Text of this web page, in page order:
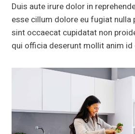
Duis aute irure dolor in
esse cillum dolore eu fugiat nulla
sint occaecat cupidatat non
qui officia deserunt mollit anim id